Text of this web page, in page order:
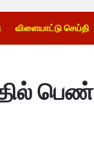
விளையாட்டு செய்தி
பெண்